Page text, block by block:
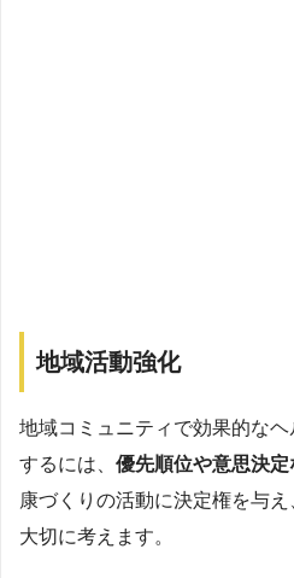
地域活動強化
地域コミュニティで効果的な
するには、 優先順位や意思決
康づくりの活動に決定権を与
大切に考えます。